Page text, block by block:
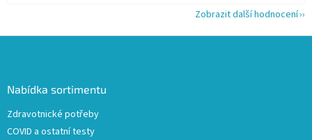
Zobrazit další hodnocení
Nabídka sortimentu
Zdravotnické potřeby
COVID a ostatní testy